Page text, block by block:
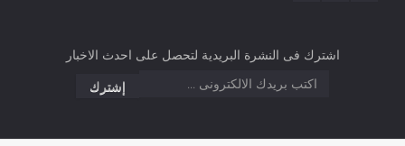
اشترك فى النشرة البريدية لتحصل على احدث الاخبار